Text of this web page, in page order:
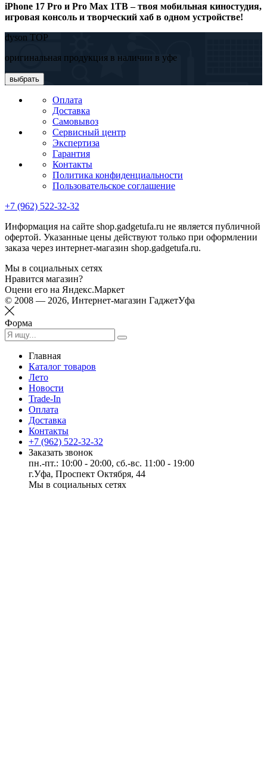
iPhone 17 Pro и Pro Max 1TB – твоя мобильная киностудия,
игровая консоль и творческий хаб в одном устройстве!
dyson TOP
оригинальная продукция в наличии в уфе
выбрать
Оплата
Доставка
Самовывоз
Сервисный центр
Экспертиза
Гарантия
Контакты
Политика конфиденциальности
Пользовательское соглашение
+7 (962) 522-32-32
Информация на сайте shop.gadgetufa.ru не является публичной
офертой. Указанные цены действуют только при оформлении
заказа через интернет-магазин shop.gadgetufa.ru.
Мы в социальных сетях
Нравится магазин?
Оцени его на Яндекс.Маркет
© 2008 — 2026, Интернет-магазин ГаджетУфа
Форма
Главная
Каталог товаров
Лето
Новости
Trade-In
Оплата
Доставка
Контакты
+7 (962) 522-32-32
Заказать звонок
пн.-пт.: 10:00 - 20:00, сб.-вс. 11:00 - 19:00
г.Уфа, Проспект Октября, 44
Мы в социальных сетях